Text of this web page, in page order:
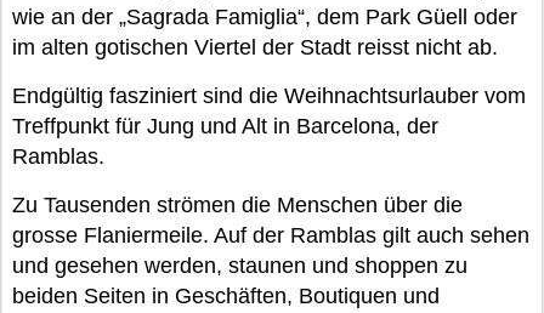
wie an der „Sagrada Famiglia“, dem Park Güell oder
im alten gotischen Viertel der Stadt reisst nicht ab.
Endgültig fasziniert sind die Weihnachtsurlauber vom
Treffpunkt für Jung und Alt in Barcelona, der
Ramblas.
Zu Tausenden strömen die Menschen über die
grosse Flaniermeile. Auf der Ramblas gilt auch sehen
und gesehen werden, staunen und shoppen zu
beiden Seiten in Geschäften, Boutiquen und